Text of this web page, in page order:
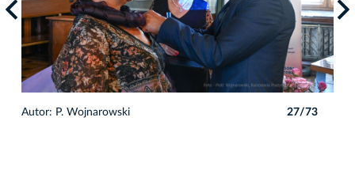
Autor: P. Wojnarowski 27/73